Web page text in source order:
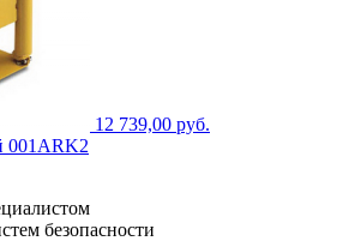
12 739,00 руб.
001ARK2
безопасности